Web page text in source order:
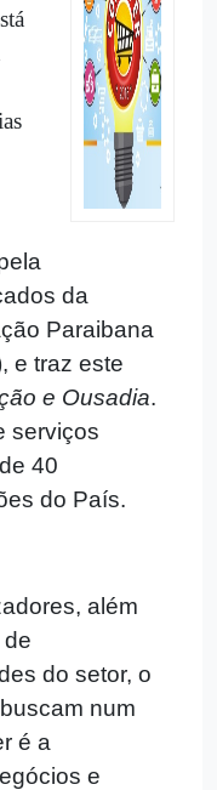
da
Paraibana
e traz este
e Ousadia.
serviços
40
do País.
além
do setor, o
num
é a
e